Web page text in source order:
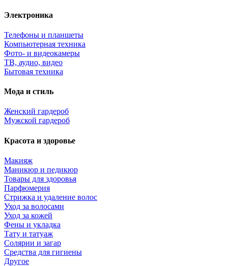
Электроника
Телефоны и планшеты
Компьютерная техника
Фото- и видеокамеры
ТВ, аудио, видео
Бытовая техника
Мода и стиль
Женский гардероб
Мужской гардероб
Красота и здоровье
Макияж
Маникюр и педикюр
Товары для здоровья
Парфюмерия
Стрижка и удаление волос
Уход за волосами
Уход за кожей
Фены и укладка
Тату и татуаж
Солярии и загар
Средства для гигиены
Другое